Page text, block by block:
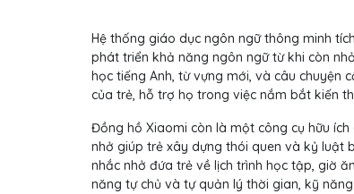
Hệ thống giáo dục ngôn ngữ thông minh
phát triển khả năng ngôn ngữ từ khi còn
học tiếng Anh, từ vựng mới, và câu chuyện
của trẻ, hỗ trợ họ trong việc nắm bắt kiến
Đồng hồ Xiaomi còn là một công cụ hữu
nhở giúp trẻ xây dựng thói quen và kỷ luật
nhắc nhở đứa trẻ về lịch trình học tập, giờ
năng tự chủ và tự quản lý thời gian, kỹ